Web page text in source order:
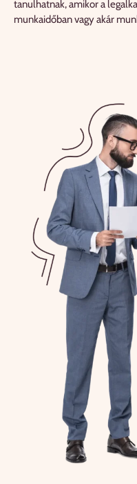
tanulhatnak, amikor a
munkaidőban vagy akár